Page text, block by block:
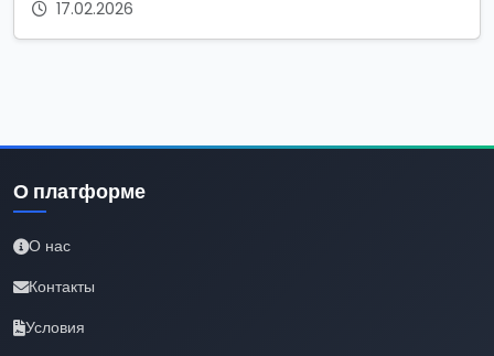
17.02.2026
О платформе
О нас
Контакты
Условия